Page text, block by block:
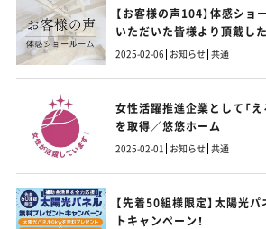
【お客様の声104】体感ショ
いただいた皆様より頂戴し
す！
2025-02-06 お知らせ 共通
女性活躍推進企業として「
を取得／悠悠ホーム
2025-02-01 お知らせ 共通
【先着50組様限定】太陽光
トキャンペーン！